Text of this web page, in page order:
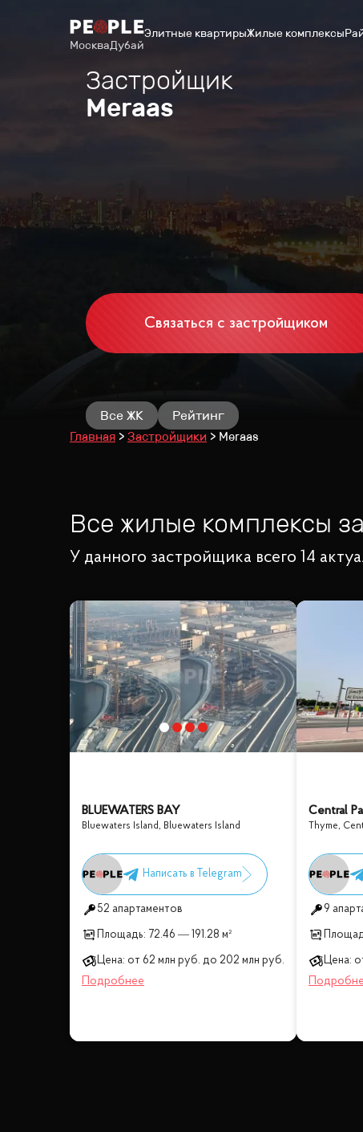
МоскваДубай
Элитные квартирыЖилые комплексы
Застройщик
Meraas
Связаться с застройщиком
Все ЖК
Рейтинг
Главная
Застройщики Meraas
Все жилые комплексы
У данного застройщика всего 14
BLUEWATERS BAY
Bluewaters Island, Bluewaters Island
52 апартаментов
Площадь: 72.46 — 191.28 м²
Цена: от 62 млн руб. до 202 млн руб.
Central
Thyme,
9
Цена: